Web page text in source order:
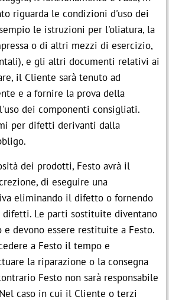
riguarda le condizioni d'uso dei
le istruzioni per l'oliatura, la
o di altri mezzi di esercizio,
e gli altri documenti relativi ai
il Cliente sarà tenuto ad
e a fornire la prova della
dei componenti consigliati.
per difetti derivanti dalla
dei prodotti, Festo avrà il
di eseguire una
eliminando il difetto o fornendo
Le parti sostituite diventano
devono essere restituite a Festo.
a Festo il tempo e
la riparazione o la consegna
Festo non sarà responsabile
caso in cui il Cliente o terzi